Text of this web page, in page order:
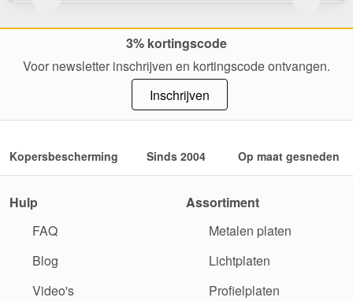
3% kortingscode
Voor newsletter inschrijven en kortingscode ontvangen.
Inschrijven
Kopersbescherming Sinds 2004 Op maat gesneden
Hulp
FAQ
Blog
Video's
Assortiment
Metalen platen
Lichtplaten
Profielplaten